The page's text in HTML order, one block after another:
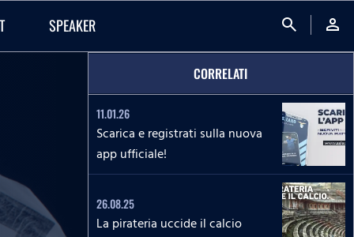
SPEAKER search person
CORRELATI
11.01.26
Scarica e registrati sulla nuova
app ufficiale!
26.08.25
La pirateria uccide il calcio